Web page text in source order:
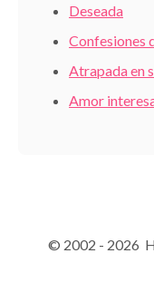
Deseada
Confesiones
Atrapada en
Amor
© 2002 - 2026